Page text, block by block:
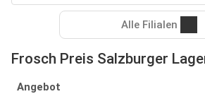
Alle Filialen
Frosch Preis Salzburger
Angebot